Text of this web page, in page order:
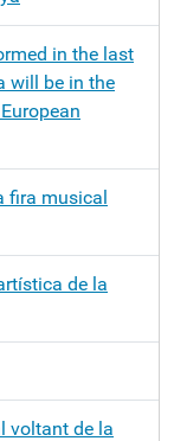
in the last
will be in the
fira musical
de la
voltant de la